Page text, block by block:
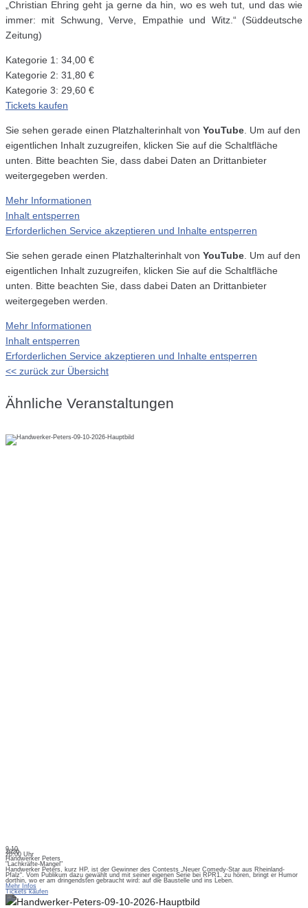
„Christian Ehring geht ja gerne da hin, wo es weh tut, und das wie
immer: mit Schwung, Verve, Empathie und Witz.“ (Süddeutsche
Zeitung)
Kategorie 1: 34,00 €
Kategorie 2: 31,80 €
Kategorie 3: 29,60 €
Tickets kaufen
Sie sehen gerade einen Platzhalterinhalt von YouTube. Um auf den
eigentlichen Inhalt zuzugreifen, klicken Sie auf die Schaltfläche
unten. Bitte beachten Sie, dass dabei Daten an Drittanbieter
weitergegeben werden.
Mehr Informationen
Inhalt entsperren
Erforderlichen Service akzeptieren und Inhalte entsperren
Sie sehen gerade einen Platzhalterinhalt von YouTube. Um auf den
eigentlichen Inhalt zuzugreifen, klicken Sie auf die Schaltfläche
unten. Bitte beachten Sie, dass dabei Daten an Drittanbieter
weitergegeben werden.
Mehr Informationen
Inhalt entsperren
Erforderlichen Service akzeptieren und Inhalte entsperren
<< zurück zur Übersicht
Ähnliche Veranstaltungen
9.10.
2026
20:00 Uhr
Handwerker Peters
"Lachkräfte-Mangel"
Handwerker Peters, kurz HP, ist der Gewinner des Contests „Neuer Comedy-Star aus Rheinland-
Pfalz“. Vom Publikum dazu gewählt und mit seiner eigenen Serie bei RPR1. zu hören, bringt er Humor
dorthin, wo er am dringendsten gebraucht wird: auf die Baustelle und ins Leben.
Mehr Infos
Tickets kaufen